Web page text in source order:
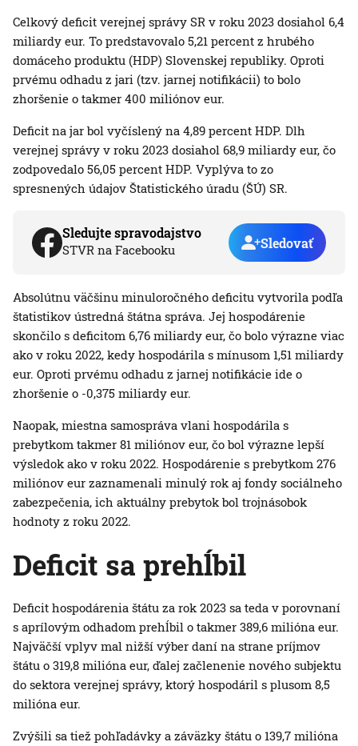
Celkový deficit verejnej správy SR v roku 2023 dosiahol 6,4
miliardy eur. To predstavovalo 5,21 percent z hrubého
domáceho produktu (HDP) Slovenskej republiky. Oproti
prvému odhadu z jari (tzv. jarnej notifikácii) to bolo
zhoršenie o takmer 400 miliónov eur.
Deficit na jar bol vyčíslený na 4,89 percent HDP. Dlh
verejnej správy v roku 2023 dosiahol 68,9 miliardy eur, čo
zodpovedalo 56,05 percent HDP. Vyplýva to zo
spresnených údajov Štatistického úradu (ŠÚ) SR.
Sledujte spravodajstvo
STVR na Facebooku Sledovať
Absolútnu väčšinu minuloročného deficitu vytvorila podľa
štatistikov ústredná štátna správa. Jej hospodárenie
skončilo s deficitom 6,76 miliardy eur, čo bolo výrazne viac
ako v roku 2022, kedy hospodárila s mínusom 1,51 miliardy
eur. Oproti prvému odhadu z jarnej notifikácie ide o
zhoršenie o -0,375 miliardy eur.
Naopak, miestna samospráva vlani hospodárila s
prebytkom takmer 81 miliónov eur, čo bol výrazne lepší
výsledok ako v roku 2022. Hospodárenie s prebytkom 276
miliónov eur zaznamenali minulý rok aj fondy sociálneho
zabezpečenia, ich aktuálny prebytok bol trojnásobok
hodnoty z roku 2022.
Deficit sa prehĺbil
Deficit hospodárenia štátu za rok 2023 sa teda v porovnaní
s aprílovým odhadom prehĺbil o takmer 389,6 milióna eur.
Najväčší vplyv mal nižší výber daní na strane príjmov
štátu o 319,8 milióna eur, ďalej začlenenie nového subjektu
do sektora verejnej správy, ktorý hospodáril s plusom 8,5
milióna eur.
Zvýšili sa tiež pohľadávky a záväzky štátu o 139,7 milióna